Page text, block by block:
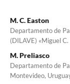
M. C. Easton
Departamento de
(DILAVE) «Miguel
M. Preliasco
Departamento de
Montevideo,